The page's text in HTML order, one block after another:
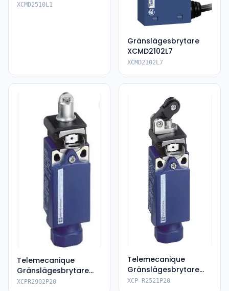
XCMD2510L1
Gränslägesbrytare
XCMD2102L7
XCMD2102L7
Telemecanique
Gränslägesbrytare
XCPR2902P20
XCPR2902P20
Telemecanique
Gränslägesbrytare
XCPR2521P20
XCP-R2521P20